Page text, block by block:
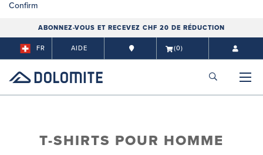
Confirm
ABONNEZ-VOUS ET RECEVEZ CHF 20 DE RÉDUCTION
FR AIDE (0)
T-SHIRTS POUR HOMME